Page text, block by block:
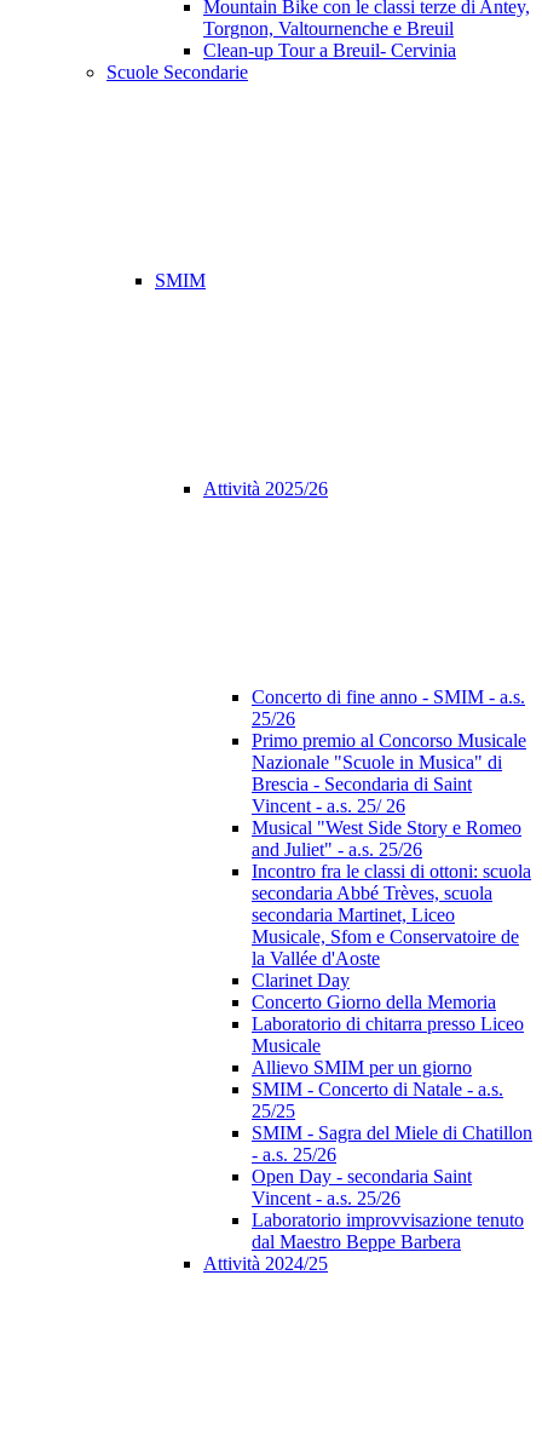
Mountain Bike con le classi terze di Antey,
Torgnon, Valtournenche e Breuil
Clean-up Tour a Breuil- Cervinia
Scuole Secondarie
SMIM
Attività 2025/26
Concerto di fine anno - SMIM - a.s.
25/26
Primo premio al Concorso Musicale
Nazionale "Scuole in Musica" di
Brescia - Secondaria di Saint
Vincent - a.s. 25/ 26
Musical "West Side Story e Romeo
and Juliet" - a.s. 25/26
Incontro fra le classi di ottoni: scuola
secondaria Abbé Trèves, scuola
secondaria Martinet, Liceo
Musicale, Sfom e Conservatoire de
la Vallée d'Aoste
Clarinet Day
Concerto Giorno della Memoria
Laboratorio di chitarra presso Liceo
Musicale
Allievo SMIM per un giorno
SMIM - Concerto di Natale - a.s.
25/25
SMIM - Sagra del Miele di Chatillon
- a.s. 25/26
Open Day - secondaria Saint
Vincent - a.s. 25/26
Laboratorio improvvisazione tenuto
dal Maestro Beppe Barbera
Attività 2024/25